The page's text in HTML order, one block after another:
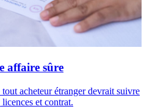
affaire sûre
acheteur étranger devrait suivre
et contrat.